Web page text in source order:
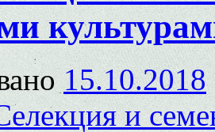
15.10.2018
и